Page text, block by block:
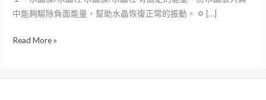
中能夠驅除負面能量，幫助水晶恢復正常的振動。 ✡ […]
Read More »